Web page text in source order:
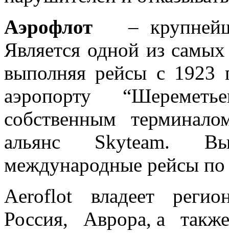
Аэрофлот –
Является одной из
выполняя рейсы с 1923
аэропорту
собственным
альянс Skyteam.
международные рейсы по
Aeroflot владеет
Россия, Аврора, а